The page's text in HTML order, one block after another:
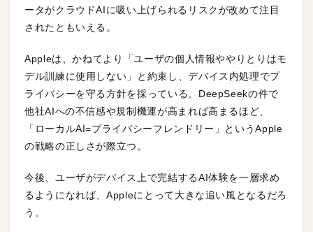
ータがクラウドAIに吸い上げられるリスクが改めて注目
されたともいえる。
Appleは、かねてより「ユーザの個人情報ややりとりはモ
デル訓練に使用しない」と約束し、デバイス内処理でプ
ライバシーを守る方針を採っている。DeepSeekの件で
他社AIへの不信感や規制機運が高まれば高まるほど、
「ローカルAI=プライバシーフレンドリー」というApple
の戦略の正しさが際立つ。
今後、ユーザがデバイス上で完結するAI体験を一層求め
るようになれば、Appleにとって大きな追い風となるだろ
う。